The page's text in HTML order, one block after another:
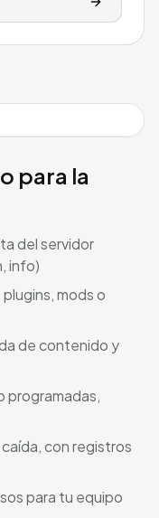
para la
del servidor
info)
mods o
de contenido y
programadas,
con registros
para tu equipo